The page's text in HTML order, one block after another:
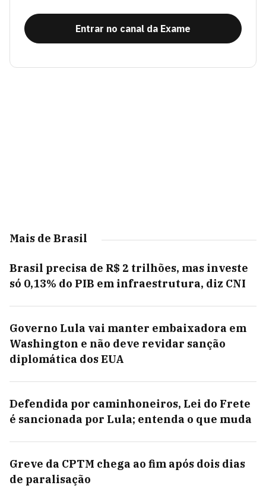
Entrar no canal da Exame
Mais de Brasil
Brasil precisa de R$ 2 trilhões, mas investe
só 0,13% do PIB em infraestrutura, diz CNI
Governo Lula vai manter embaixadora em
Washington e não deve revidar sanção
diplomática dos EUA
Defendida por caminhoneiros, Lei do Frete
é sancionada por Lula; entenda o que muda
Greve da CPTM chega ao fim após dois dias
de paralisação